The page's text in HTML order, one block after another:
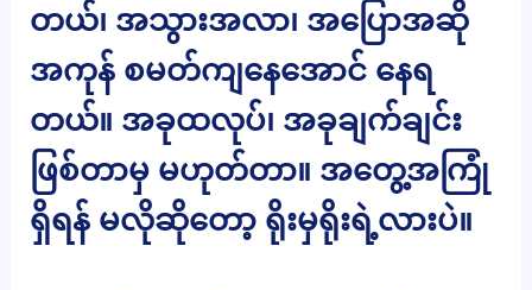
တယ်၊ အသွားအလာ၊ အပြောအဆို
အကုန် စမတ်ကျနေအောင် နေရ
တယ်။ အခုထလုပ်၊ အခုချက်ချင်း
ဖြစ်တာမှ မဟုတ်တာ။ အတွေ့အကြုံ
ရှိရန် မလိုဆိုတော့ ရိုးမှရိုးရဲ့လားပဲ။